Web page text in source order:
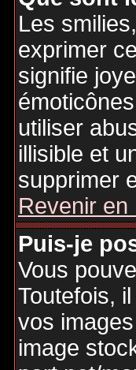
Les
exprimer
signifie
utiliser
illisible et
supprimer
Revenir en
Puis-je
Vous
Toutefois,
vos
image